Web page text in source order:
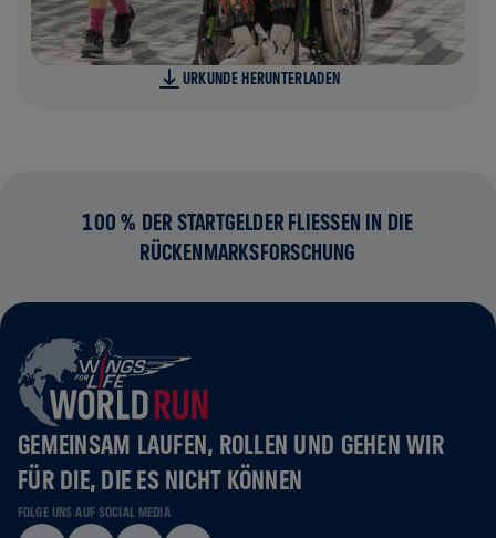
URKUNDE HERUNTERLADEN
100 % DER STARTGELDER FLIESSEN IN DIE R
ÜCKENMARKSFORSCHUNG
GEMEINSAM LAUFEN, ROLLEN UND GEHEN WIR
FÜR DIE, DIE ES NICHT KÖNNEN
FOLGE UNS AUF SOCIAL MEDIA